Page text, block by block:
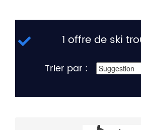
1 offre de ski
Trier par :